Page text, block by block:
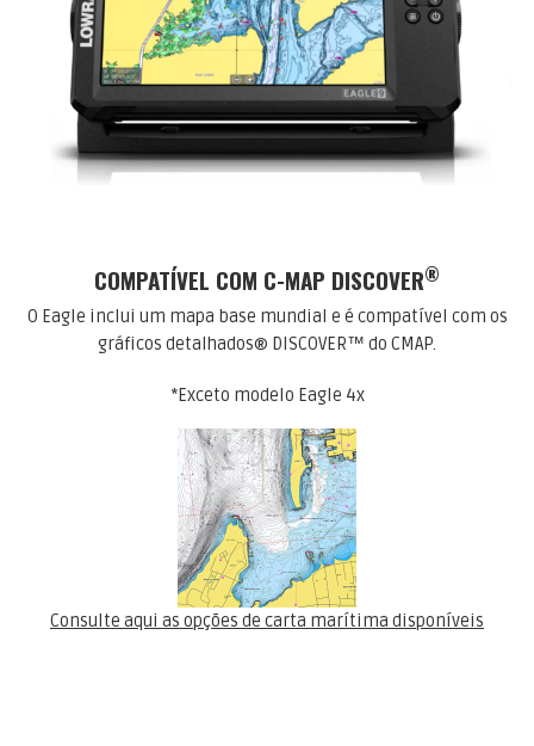
COMPATÍVEL COM C-MAP DISCOVER®
O Eagle inclui um mapa base mundial e é compatível com os
gráficos detalhados® DISCOVER™ do CMAP.
*Exceto modelo Eagle 4x
Consulte aqui as opções de carta marítima disponíveis